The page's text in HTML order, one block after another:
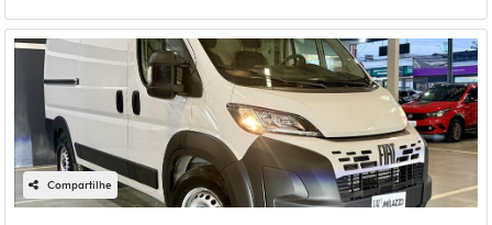
Compartilhe